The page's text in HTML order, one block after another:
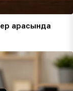
арасында